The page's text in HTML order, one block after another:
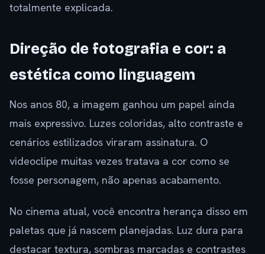
totalmente explicada.
Direção de fotografia e cor: a
estética como linguagem
Nos anos 80, a imagem ganhou um papel ainda
mais expressivo. Luzes coloridas, alto contraste e
cenários estilizados viraram assinatura. O
videoclipe muitas vezes tratava a cor como se
fosse personagem, não apenas acabamento.
No cinema atual, você encontra herança disso em
paletas que já nascem planejadas. Luz dura para
destacar textura, sombras marcadas e contrastes